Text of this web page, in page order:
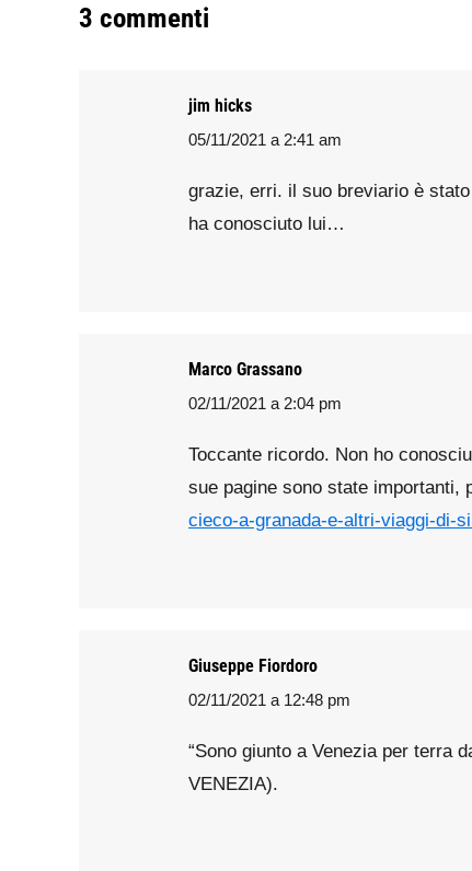
3 commenti
jim hicks
says:
05/11/2021 a 2:41 am
grazie, erri. il suo breviario è
ha conosciuto lui…
Marco Grassano
says:
02/11/2021 a 2:04 pm
Toccante ricordo. Non ho
sue pagine sono state importanti,
cieco-a-granada-e-altri-viaggi-di-
Giuseppe Fiordoro
says:
02/11/2021 a 12:48 pm
“Sono giunto a Venezia per terra
VENEZIA).